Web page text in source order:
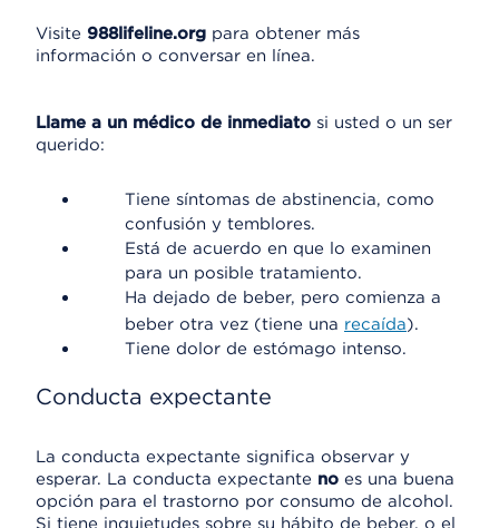
Visite 988lifeline.org para obtener más
información o conversar en línea.
Llame a un médico de inmediato si usted o un ser
querido:
Tiene síntomas de abstinencia, como
confusión y temblores.
Está de acuerdo en que lo examinen
para un posible tratamiento.
Ha dejado de beber, pero comienza a
beber otra vez (tiene una recaída).
Tiene dolor de estómago intenso.
Conducta expectante
La conducta expectante significa observar y
esperar. La conducta expectante no es una buena
opción para el trastorno por consumo de alcohol.
Si tiene inquietudes sobre su hábito de beber, o el